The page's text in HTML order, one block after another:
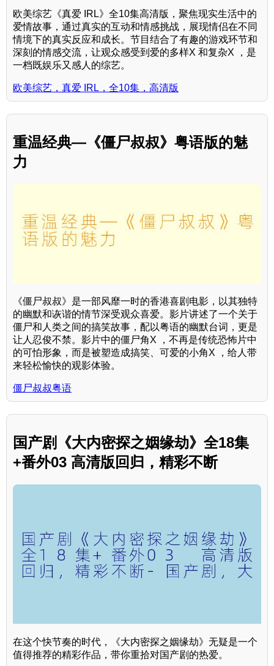
欧美综艺《真爱 IRL》全10集高清版，聚焦现实生活中的
爱情故事，通过真实的互动和情感挑战，展现情侣在不同
情境下的真实反应和成长。节目结合了有趣的游戏环节和
深刻的情感交流，让观众感受到爱的多样X 和复杂X ，是
一档既娱乐又感人的综艺。
欧美综艺，真爱 IRL，全10集，高清版
重温经典—《僵尸叔叔》粤语版的魅
力
《僵尸叔叔》是一部风靡一时的香港喜剧电影，以其独特
的幽默和诙谐的情节深受观众喜爱。影片讲述了一个关于
僵尸和人类之间的搞笑故事，配以粤语的幽默台词，更是
让人忍俊不禁。影片中的僵尸角X ，不再是传统恐怖片中
的可怕形象，而是被塑造成搞笑、可爱的小角X ，给人带
来轻松愉快的观影体验。
僵尸叔叔粤语
国产剧《大内密探之姻缘劫》全18集
+番外03 高清版回归，精彩不断
在这个快节奏的时代，《大内密探之姻缘劫》无疑是一个
值得推荐的精彩作品，带你重拾对国产剧的热爱。